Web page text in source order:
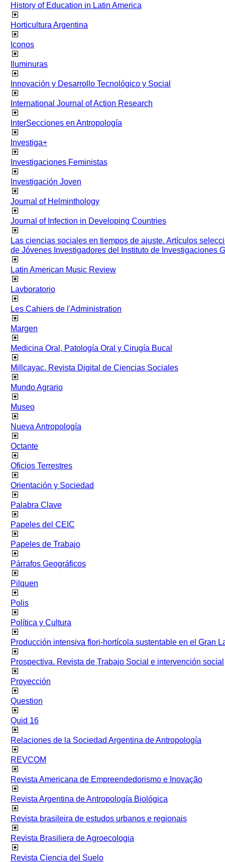
History of Education in Latin America
Horticultura Argentina
Iconos
Iluminuras
Innovación y Desarrollo Tecnológico y Social
International Journal of Action Research
InterSecciones en Antropología
Investiga+
Investigaciones Feministas
Investigación Joven
Journal of Helminthology
Journal of Infection in Developing Countries
Las ciencias sociales en tiempos de ajuste. Artículos
de Jóvenes Investigadores del Instituto de Investigaciones
Latin American Music Review
Lavboratorio
Les Cahiers de l'Administration
Margen
Medicina Oral, Patología Oral y Cirugía Bucal
Millcayac. Revista Digital de Ciencias Sociales
Mundo Agrario
Museo
Nueva Antropología
Octante
Oficios Terrestres
Orientación y Sociedad
Palabra Clave
Papeles del CEIC
Papeles de Trabajo
Párrafos Geográficos
Pilquen
Polis
Política y Cultura
Producción intensiva flori-hortícola sustentable en el Gran
Prospectiva. Revista de Trabajo Social e intervención social
Proyección
Question
Quid 16
Relaciones de la Sociedad Argentina de Antropología
REVCOM
Revista Americana de Empreendedorismo e Inovação
Revista Argentina de Antropología Biológica
Revista brasileira de estudos urbanos e regionais
Revista Brasiliera de Agroecologia
Revista Ciencia del Suelo